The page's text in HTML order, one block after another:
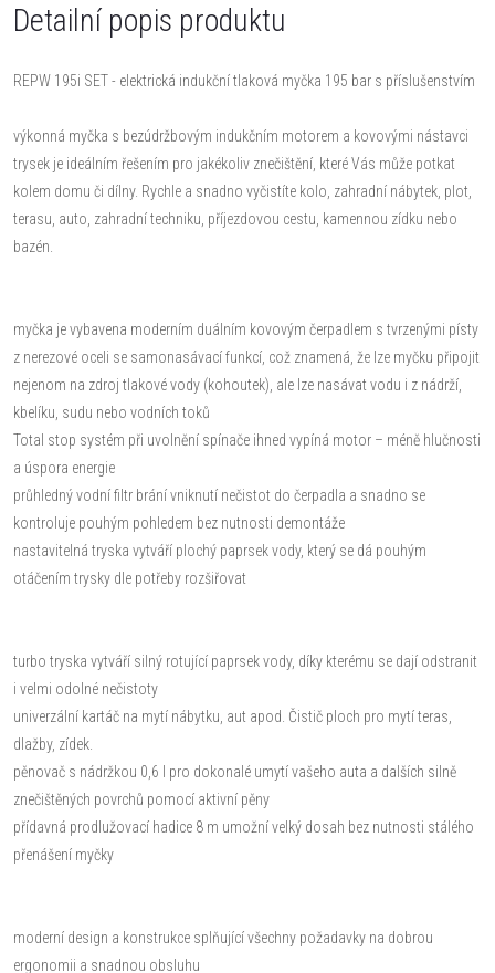
Detailní popis produktu
REPW 195i SET - elektrická indukční tlaková myčka 195 bar s příslušenstvím
výkonná myčka s bezúdržbovým indukčním motorem a kovovými nástavci
trysek je ideálním řešením pro jakékoliv znečištění, které Vás může potkat
kolem domu či dílny. Rychle a snadno vyčistíte kolo, zahradní nábytek, plot,
terasu, auto, zahradní techniku, příjezdovou cestu, kamennou zídku nebo
bazén.
myčka je vybavena moderním duálním kovovým čerpadlem s tvrzenými písty
z nerezové oceli se samonasávací funkcí, což znamená, že lze myčku připojit
nejenom na zdroj tlakové vody (kohoutek), ale lze nasávat vodu i z nádrží,
kbelíku, sudu nebo vodních toků
Total stop systém při uvolnění spínače ihned vypíná motor – méně hlučnosti
a úspora energie
průhledný vodní filtr brání vniknutí nečistot do čerpadla a snadno se
kontroluje pouhým pohledem bez nutnosti demontáže
nastavitelná tryska vytváří plochý paprsek vody, který se dá pouhým
otáčením trysky dle potřeby rozšiřovat
turbo tryska vytváří silný rotující paprsek vody, díky kterému se dají odstranit
i velmi odolné nečistoty
univerzální kartáč na mytí nábytku, aut apod. Čistič ploch pro mytí teras,
dlažby, zídek.
pěnovač s nádržkou 0,6 l pro dokonalé umytí vašeho auta a dalších silně
znečištěných povrchů pomocí aktivní pěny
přídavná prodlužovací hadice 8 m umožní velký dosah bez nutnosti stálého
přenášení myčky
moderní design a konstrukce splňující všechny požadavky na dobrou
ergonomii a snadnou obsluhu